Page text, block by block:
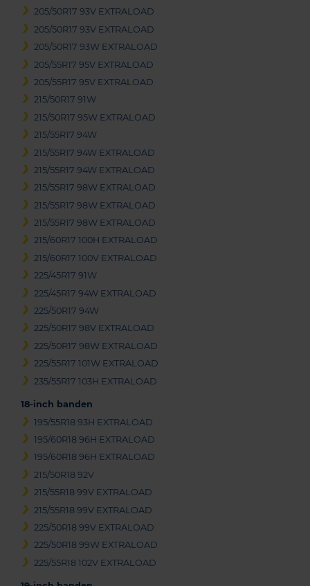
205/50R17 93V EXTRALOAD
205/50R17 93V EXTRALOAD
205/50R17 93W EXTRALOAD
205/55R17 95V EXTRALOAD
205/55R17 95V EXTRALOAD
215/50R17 91W
215/50R17 95W EXTRALOAD
215/55R17 94W
215/55R17 94W EXTRALOAD
215/55R17 94W EXTRALOAD
215/55R17 98W EXTRALOAD
215/55R17 98W EXTRALOAD
215/55R17 98W EXTRALOAD
215/60R17 100H EXTRALOAD
215/60R17 100V EXTRALOAD
225/45R17 91W
225/45R17 94W EXTRALOAD
225/50R17 94W
225/50R17 98V EXTRALOAD
225/50R17 98W EXTRALOAD
225/55R17 101W EXTRALOAD
235/55R17 103H EXTRALOAD
18-inch banden
195/55R18 93H EXTRALOAD
195/60R18 96H EXTRALOAD
195/60R18 96H EXTRALOAD
215/50R18 92V
215/55R18 99V EXTRALOAD
215/55R18 99V EXTRALOAD
225/50R18 99V EXTRALOAD
225/50R18 99W EXTRALOAD
225/55R18 102V EXTRALOAD